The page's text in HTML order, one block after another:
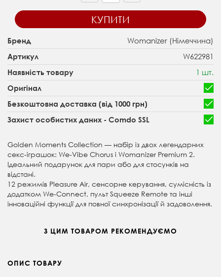
КУПИТИ
Бренд Womanizer (Німеччина)
Артикул W622981
Наявність товару 1 шт.
Оригінал
Безкоштовна доставка (від 1000 грн)
Захист особистих даних - Comdo SSL
Golden Moments Collection — набір із двох легендарних
секс-іграшок: We-Vibe Chorus і Womanizer Premium 2.
Ідеальний подарунок для пари або для стосунків на
відстані.
12 режимів Pleasure Air, сенсорне керування, сумісність із
додатком We-Connect, пульт Squeeze Remote та інші
інноваційні функції для повної синхронізації й задоволення.
З ЦИМ ТОВАРОМ РЕКОМЕНДУЄМО
ОПИС ТОВАРУ